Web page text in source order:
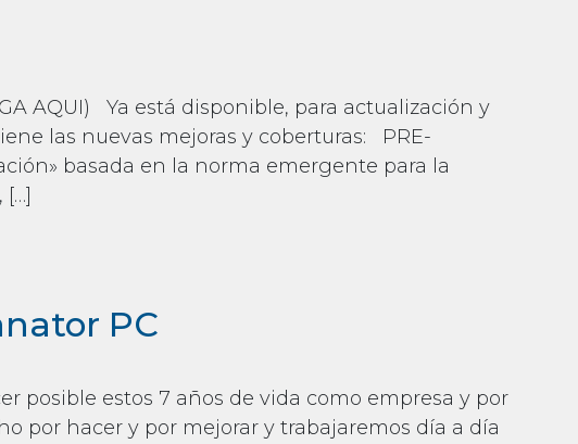
AQUI) Ya está disponible, para actualización y
las nuevas mejoras y coberturas: PRE-
basada en la norma emergente para la
[…]
PC
posible estos 7 años de vida como empresa y por
por hacer y por mejorar y trabajaremos día a día